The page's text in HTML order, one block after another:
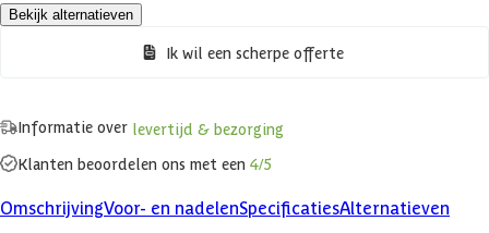
Bekijk alternatieven
Ik wil een scherpe offerte
Informatie over levertijd & bezorging
Klanten beoordelen ons met een 4/5
OmschrijvingVoor- en nadelenSpecificatiesAlternatieven